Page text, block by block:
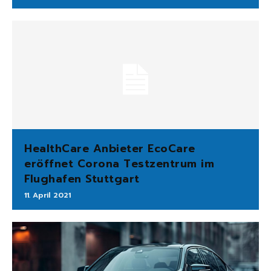
HealthCare Anbieter EcoCare
eröffnet Corona Testzentrum im
Flughafen Stuttgart
11. April 2021